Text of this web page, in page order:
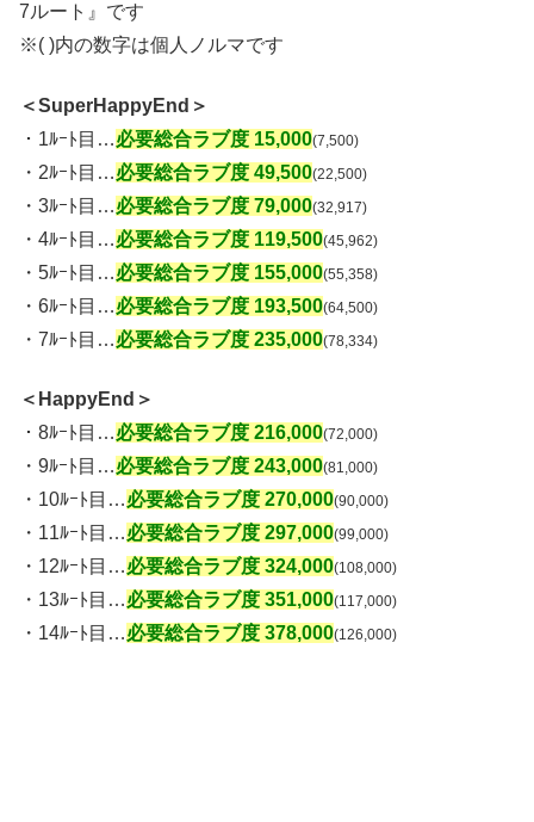
7ルート』です
※( )内の数字は個人ノルマです
＜SuperHappyEnd＞
・1ﾙｰﾄ目…必要総合ラブ度 15,000(7,500)
・2ﾙｰﾄ目…必要総合ラブ度 49,500(22,500)
・3ﾙｰﾄ目…必要総合ラブ度 79,000(32,917)
・4ﾙｰﾄ目…必要総合ラブ度 119,500(45,962)
・5ﾙｰﾄ目…必要総合ラブ度 155,000(55,358)
・6ﾙｰﾄ目…必要総合ラブ度 193,500(64,500)
・7ﾙｰﾄ目…必要総合ラブ度 235,000(78,334)
＜HappyEnd＞
・8ﾙｰﾄ目…必要総合ラブ度 216,000(72,000)
・9ﾙｰﾄ目…必要総合ラブ度 243,000(81,000)
・10ﾙｰﾄ目…必要総合ラブ度 270,000(90,000)
・11ﾙｰﾄ目…必要総合ラブ度 297,000(99,000)
・12ﾙｰﾄ目…必要総合ラブ度 324,000(108,000)
・13ﾙｰﾄ目…必要総合ラブ度 351,000(117,000)
・14ﾙｰﾄ目…必要総合ラブ度 378,000(126,000)